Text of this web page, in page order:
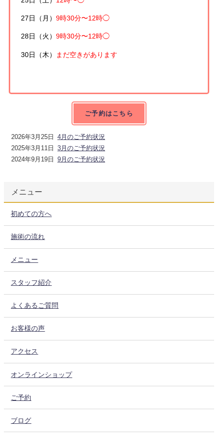
27日（月） 9時30分〜12時◯
28日（火） 9時30分〜12時◯
30日（木） まだ空きがあります
ご予約はこちら
2026年3月25日
4月のご予約状況
2025年3月11日
3月のご予約状況
2024年9月19日
9月のご予約状況
メニュー
初めての方へ
施術の流れ
メニュー
スタッフ紹介
よくあるご質問
お客様の声
アクセス
オンラインショップ
ご予約
ブログ